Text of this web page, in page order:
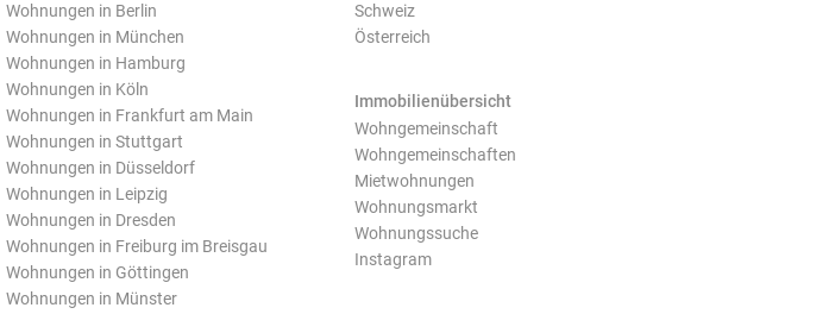
Wohnungen in Berlin
Wohnungen in München
Wohnungen in Hamburg
Wohnungen in Köln
Wohnungen in Frankfurt am Main
Wohnungen in Stuttgart
Wohnungen in Düsseldorf
Wohnungen in Leipzig
Wohnungen in Dresden
Wohnungen in Freiburg im Breisgau
Wohnungen in Göttingen
Wohnungen in Münster
Schweiz
Österreich
Immobilienübersicht
Wohngemeinschaft
Wohngemeinschaften
Mietwohnungen
Wohnungsmarkt
Wohnungssuche
Instagram